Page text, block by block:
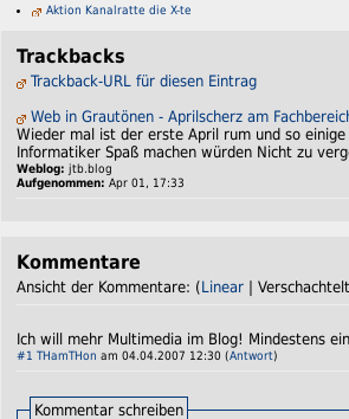
Aktion Kanalratte die X-te
Trackbacks
Trackback-URL für diesen Eintrag
Web in Grautönen - Aprilscherz am
Wieder mal ist der erste April rum und so
Informatiker Spaß machen würden Nicht zu
Weblog: jtb.blog
Aufgenommen: Apr 01, 17:33
Kommentare
Ansicht der Kommentare: (Linear |
Ich will mehr Multimedia im Blog! Mindestens
#1 THamTHon am 04.04.2007 12:30 (Antwort)
Kommentar schreiben